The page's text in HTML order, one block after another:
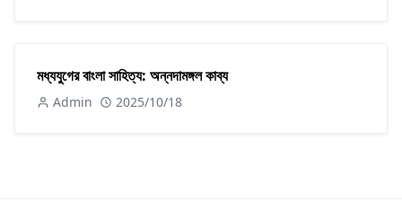
মধ্যযুগের বাংলা সাহিত্য: অন্নদামঙ্গল কাব্য
Admin 2025/10/18